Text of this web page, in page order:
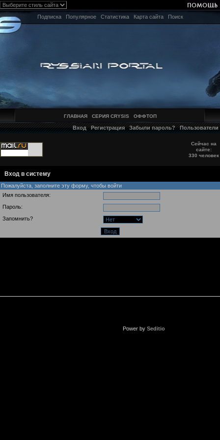
Подписка Популярное Статистика Карта сайта Поиск
ГЛАВНАЯ СЕРИЯ CRYSIS ОФФТОП
Вход Регистрация Забыли пароль? Пользователи
Сейчас на
сайте:
330 человек
Вход в систему
Пожалуйста, заполните эту форму, чтобы войти
Имя пользователя:
Пароль:
Запомнить?
Power by Seditio